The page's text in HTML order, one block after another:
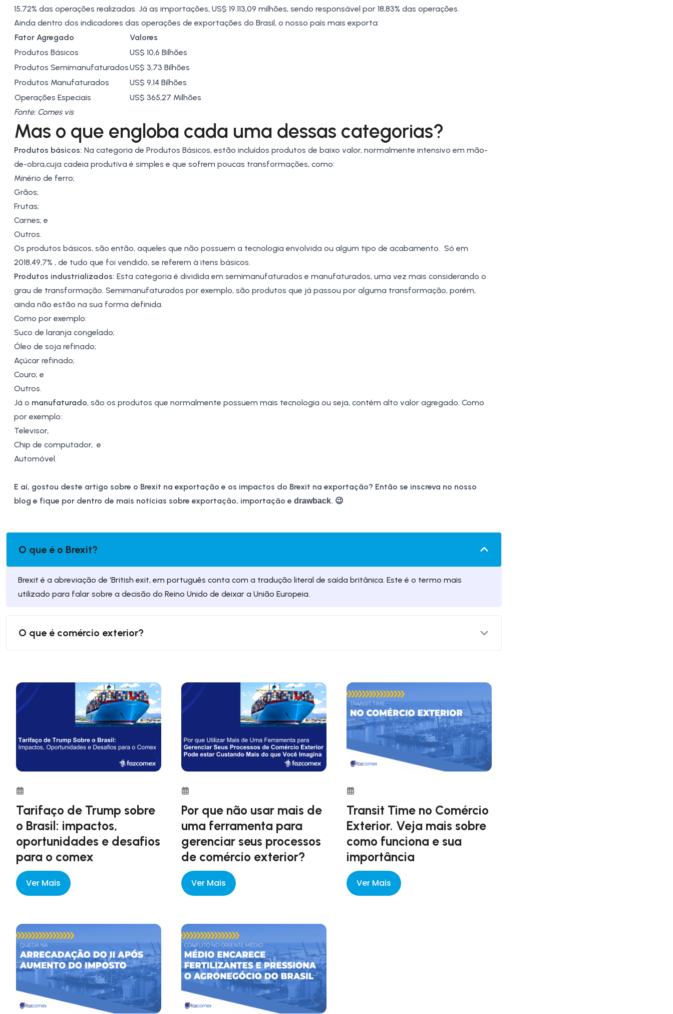
15,72% das operações realizadas. Já as importações, US$ 19.113,09 milhões, sendo responsável por 18,83% das operações.
Ainda dentro dos indicadores das operações de exportações do Brasil, o nosso país mais exporta:
Fator Agregado
Valores
Produtos Básicos
US$ 10,6 Bilhões
Produtos SemimanufaturadosUS$ 3,73 Bilhões
Produtos Manufaturados
US$ 9,14 Bilhões
Operações Especiais
US$ 365,27 Milhões
Fonte: Comes vis
Mas o que engloba cada uma dessas categorias?
Produtos básicos: Na categoria de Produtos Básicos, estão incluídos produtos de baixo valor, normalmente intensivo em mão-
de-obra,cuja cadeia produtiva é simples e que sofrem poucas transformações, como:
Minério de ferro;
Grãos;
Frutas;
Carnes; e
Outros.
Os produtos básicos, são então, aqueles que não possuem a tecnologia envolvida ou algum tipo de acabamento. Só em
2018,49,7% , de tudo que foi vendido, se referem à itens básicos.
Produtos industrializados: Esta categoria é dividida em semimanufaturados e manufaturados, uma vez mais considerando o
grau de transformação. Semimanufaturados por exemplo, são produtos que já passou por alguma transformação, porém,
ainda não estão na sua forma definida.
Como por exemplo:
Suco de laranja congelado;
Óleo de soja refinado;
Açúcar refinado;
Couro; e
Outros.
Já o manufaturado, são os produtos que normalmente possuem mais tecnologia ou seja, contém alto valor agregado. Como
por exemplo:
Televisor,
Chip de computador, e
Automóvel.
E aí, gostou deste artigo sobre o Brexit na exportação e os impactos do Brexit na exportação? Então se inscreva no nosso
blog e fique por dentro de mais notícias sobre exportação, importação e drawback. 😉
O que é o Brexit?
Brexit é a abreviação de ‘British exit, em português conta com a tradução literal de saída britânica. Este é o termo mais
utilizado para falar sobre a decisão do Reino Unido de deixar a União Europeia.
O que é comércio exterior?
Tarifaço de Trump sobre
o Brasil: impactos,
oportunidades e desafios
para o comex
Ver Mais
Por que não usar mais de
uma ferramenta para
gerenciar seus processos
de comércio exterior?
Ver Mais
Transit Time no Comércio
Exterior. Veja mais sobre
como funciona e sua
importância
Ver Mais